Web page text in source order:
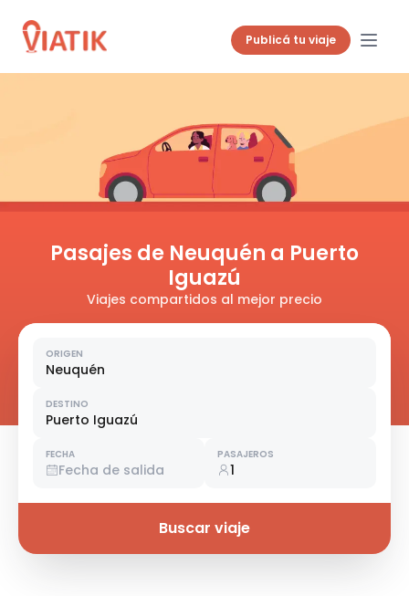
Publicá tu viaje
Pasajes de Neuquén a Puerto
Iguazú
Viajes compartidos al mejor precio
ORIGEN
Neuquén
DESTINO
Puerto Iguazú
FECHA
Fecha de salida
PASAJEROS
1
Buscar viaje